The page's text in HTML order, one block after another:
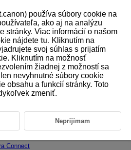
aWi-Fiv smartfóne
s funkciou Bluetooth
Wi-Fi
Connect
používa súbory cookie na
ako aj na analýzu
stránky. Viac informácií o našom
nájdete tu. Kliknutím na
svoj súhlas s prijatím
Kliknutím na možnosť
žiadnej z možností sa
nevyhnutné súbory cookie
obsahu a funkcií stránky. Toto
zmeniť.
Neprijímam